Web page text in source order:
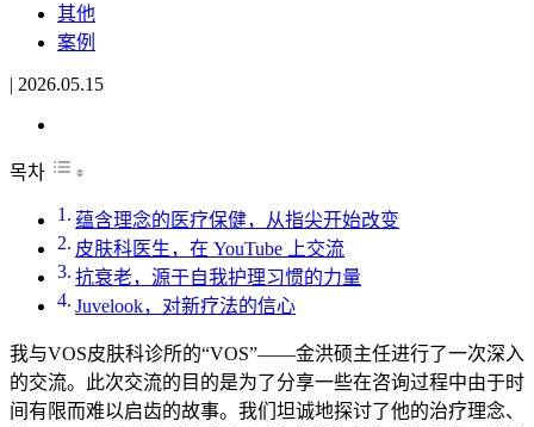
其他
案例
| 2026.05.15
목차
蕴含理念的医疗保健，从指尖开始改变
皮肤科医生，在 YouTube 上交流
抗衰老，源于自我护理习惯的力量
Juvelook，对新疗法的信心
我与VOS皮肤科诊所的“VOS”——金洪硕主任进行了一次深入
的交流。此次交流的目的是为了分享一些在咨询过程中由于时
间有限而难以启齿的故事。我们坦诚地探讨了他的治疗理念、